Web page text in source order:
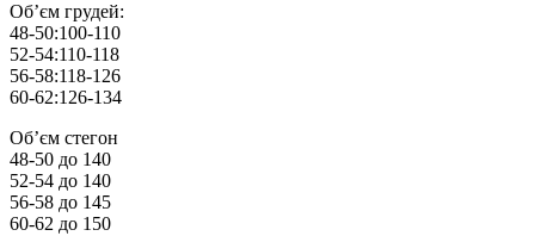
Обʼєм грудей:
48-50:100-110
52-54:110-118
56-58:118-126
60-62:126-134
Обʼєм стегон
48-50 до 140
52-54 до 140
56-58 до 145
60-62 до 150